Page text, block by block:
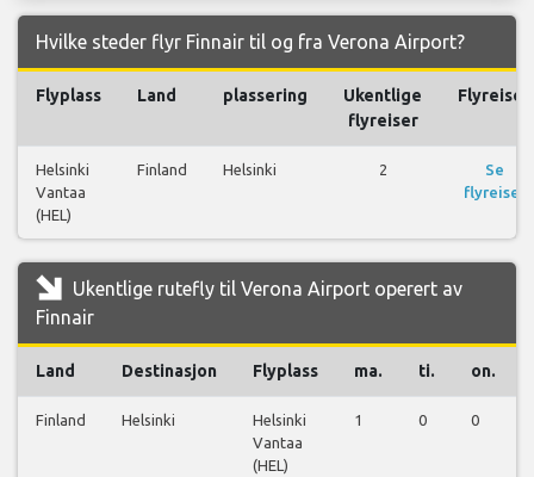
Hvilke steder flyr Finnair til og fra Verona Airport?
Flyplass Land plassering
Ukentlige
flyreiser
Flyreiser
Helsinki
Vantaa
(HEL)
Finland Helsinki 2
Se
flyreiser
Ukentlige rutefly til Verona Airport operert av
Finnair
Land Destinasjon Flyplass ma. ti. on.
Finland Helsinki
Helsinki
Vantaa
(HEL)
1 0 0